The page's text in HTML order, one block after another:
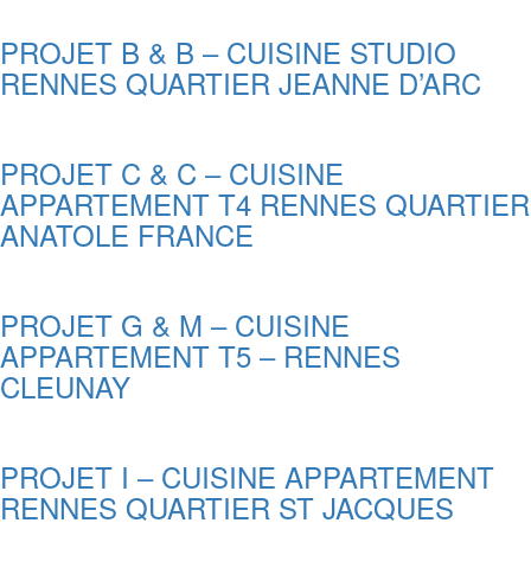
PROJET B & B – CUISINE STUDIO
RENNES QUARTIER JEANNE D’ARC
PROJET C & C – CUISINE
APPARTEMENT T4 RENNES QUARTIER
ANATOLE FRANCE
PROJET G & M – CUISINE
APPARTEMENT T5 – RENNES
CLEUNAY
PROJET I – CUISINE APPARTEMENT
RENNES QUARTIER ST JACQUES